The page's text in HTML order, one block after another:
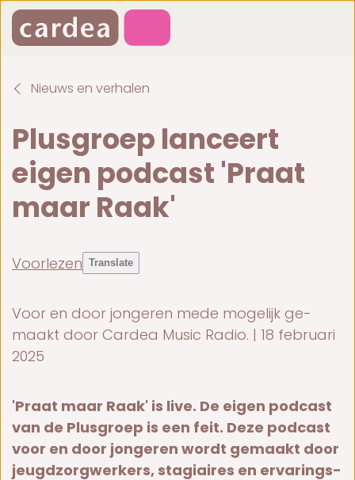
Nieuws en verhalen
Plusgroep lanceert
eigen podcast 'Praat
maar Raak'
Voorlezen Translate
Voor en door jongeren me­de mo­ge­lijk ge­
maakt door Car­dea Mu­sic Ra­dio. | 18 februari
2025
'Praat maar Raak' is li­ve. De ei­gen pod­cast
van de Plus­groep is een feit. De­ze pod­cast
voor en door jon­ge­ren wordt ge­maakt door
jeugd­zorg­wer­kers, stagiaires en er­va­rings­